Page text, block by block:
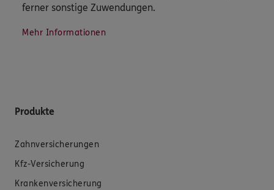
ferner sonstige Zuwendungen.
Mehr Informationen
Produkte
Zahnversicherungen
Kfz-Versicherung
Krankenversicherung